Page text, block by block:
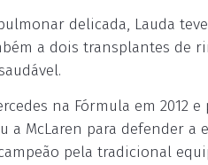
delicada, Lauda
a dois transplantes de
na Fórmula em 2012
a McLaren para defender a
pela tradicional